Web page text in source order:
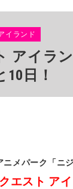
イランド
アイ
日！
ニメパーク「
クエスト ア